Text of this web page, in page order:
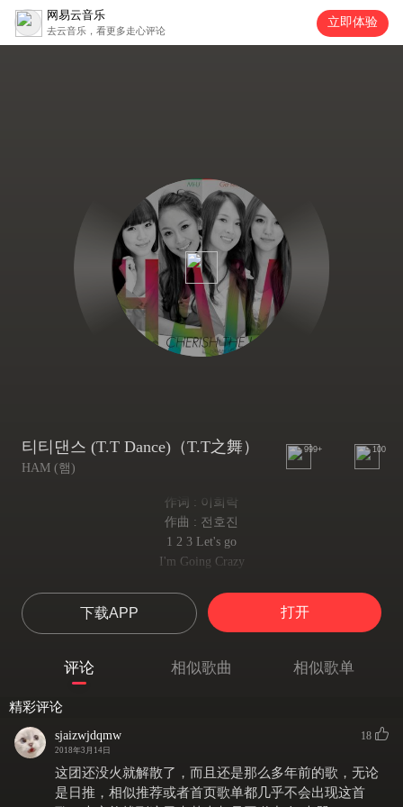
网易云音乐
去云音乐，看更多走心评论
立即体验
티티댄스 (T.T Dance)（T.T之舞）
HAM (햄)
999+ 100
作词 : 이희락
作曲 : 전호진
1 2 3 Let's go
I'm Going Crazy
슬퍼질 땐 춤을 춰봐
伤心时就跳舞吧
Hey 느껴지니Hey
感受到吗？
용기와 열정의 Crossfade
心里深处留下的
Hey 용길 내봐Hey
下载APP 打开
评论 相似歌曲 相似歌单
精彩评论
sjaizwjdqmw
2018年3月14日
18
这团还没火就解散了，而且还是那么多年前的歌，无论
是日推，相似推荐或者首页歌单都几乎不会出现这首